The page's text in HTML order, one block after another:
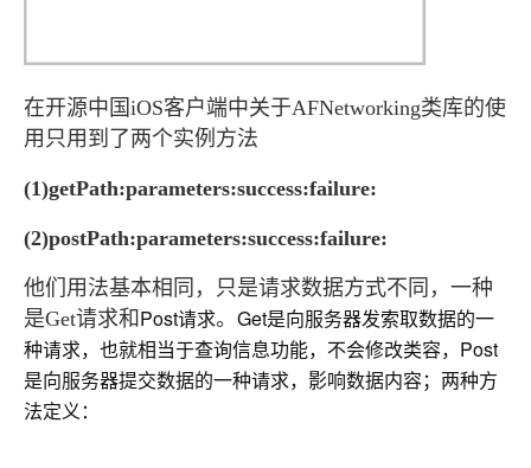
在开源中国iOS客户端中关于AFNetworking类库的使
用只用到了两个实例方法
(1)getPath:parameters:success:failure:
(2)postPath:parameters:success:failure:
他们用法基本相同，只是请求数据方式不同，一种
是Get请求和 Post请求。 Get是向服务器发索取数据的一
种请求，也就相当于查询信息功能，不会修改类容， Post
是向服务器提交数据的一种请求，影响数据内容；两种方
法定义：